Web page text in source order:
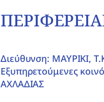
Διεύθυνση: ΜΑΥΡΙΚΙ,
Εξυπηρετούμενες
ΑΧΛΑΔΙΑΣ